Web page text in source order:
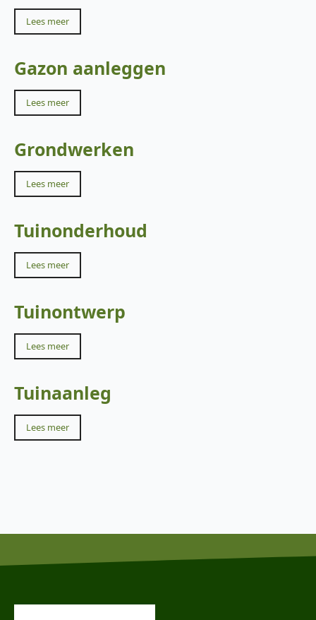
Lees meer
Gazon aanleggen
Lees meer
Grondwerken
Lees meer
Tuinonderhoud
Lees meer
Tuinontwerp
Lees meer
Tuinaanleg
Lees meer